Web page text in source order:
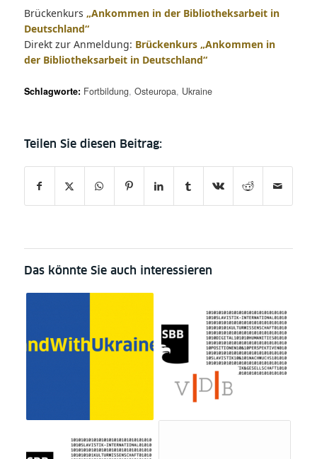
Brückenkurs „Ankommen in der Bibliotheksarbeit in
Deutschland“
Direkt zur Anmeldung: Brückenkurs „Ankommen in
der Bibliotheksarbeit in Deutschland“
Schlagworte: Fortbildung, Osteuropa, Ukraine
Das könnte Sie auch interessieren